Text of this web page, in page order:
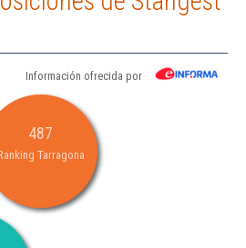
Información ofrecida por
487
Tarragona